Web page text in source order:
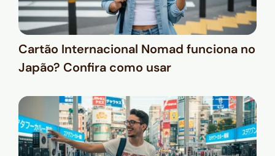
Cartão Internacional Nomad funciona no
Japão? Confira como usar